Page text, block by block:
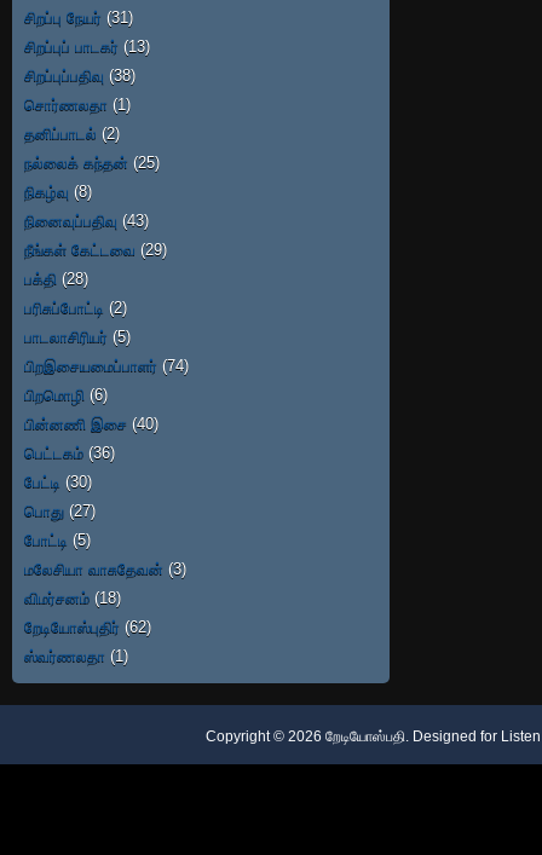
சிறப்பு நேயர் (31)
சிறப்புப் பாடகர் (13)
சிறப்புப்பதிவு (38)
சொர்ணலதா (1)
தனிப்பாடல் (2)
நல்லைக் கந்தன் (25)
நிகழ்வு (8)
நினைவுப்பதிவு (43)
நீங்கள் கேட்டவை (29)
பக்தி (28)
பரிசுப்போட்டி (2)
பாடலாசிரியர் (5)
பிறஇசையமைப்பாளர் (74)
பிறமொழி (6)
பின்னணி இசை (40)
பெட்டகம் (36)
பேட்டி (30)
பொது (27)
போட்டி (5)
மலேசியா வாசுதேவன் (3)
விமர்சனம் (18)
றேடியோஸ்புதிர் (62)
ஸ்வர்ணலதா (1)
Copyright © 2026 றேடியோஸ்பதி. Designed for